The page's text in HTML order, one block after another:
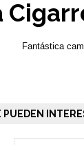
Fantástica